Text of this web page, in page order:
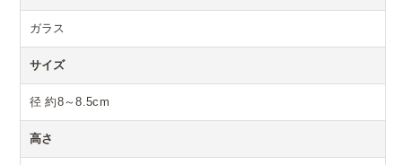
ガラス
サイズ
径 約8～8.5cm
高さ